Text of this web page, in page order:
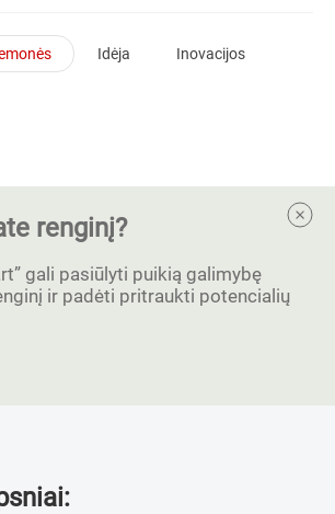
Idėja Inovacijos
renginį?
gali pasiūlyti puikią galimybę
ir padėti pritraukti potencialių